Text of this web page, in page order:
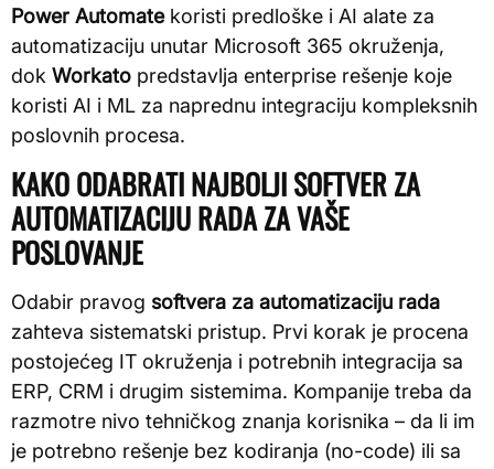
Power Automatekoristi predloške i AI alate za
automatizaciju unutar Microsoft 365 okruženja,
dok Workato predstavlja enterprise rešenje koje
koristi AI i ML za naprednu integraciju kompleksnih
poslovnih procesa.
KAKO ODABRATI NAJBOLJI SOFTVER ZA
AUTOMATIZACIJU RADA ZA VAŠE
POSLOVANJE
Odabir pravog softvera za automatizaciju rada
zahteva sistematski pristup. Prvi korak je procena
postojećeg IT okruženja i potrebnih integracija sa
ERP, CRM i drugim sistemima. Kompanije treba da
razmotre nivo tehničkog znanja korisnika – da li im
je potrebno rešenje bez kodiranja (no-code) ili sa